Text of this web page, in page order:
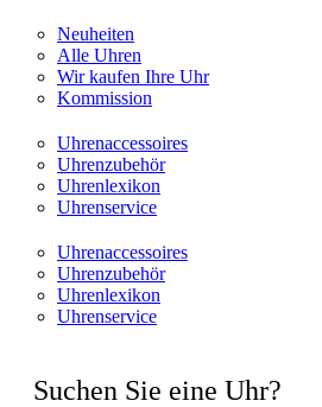
Neuheiten
Alle Uhren
Wir kaufen Ihre Uhr
Kommission
Uhrenaccessoires
Uhrenzubehör
Uhrenlexikon
Uhrenservice
Uhrenaccessoires
Uhrenzubehör
Uhrenlexikon
Uhrenservice
Suchen Sie eine Uhr?